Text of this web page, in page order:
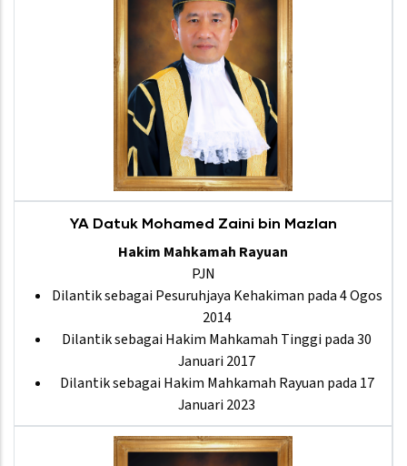
YA Datuk Mohamed Zaini bin Mazlan
Hakim Mahkamah Rayuan
PJN
Dilantik sebagai Pesuruhjaya Kehakiman pada 4 Ogos
2014
Dilantik sebagai Hakim Mahkamah Tinggi pada 30
Januari 2017
Dilantik sebagai Hakim Mahkamah Rayuan pada 17
Januari 2023